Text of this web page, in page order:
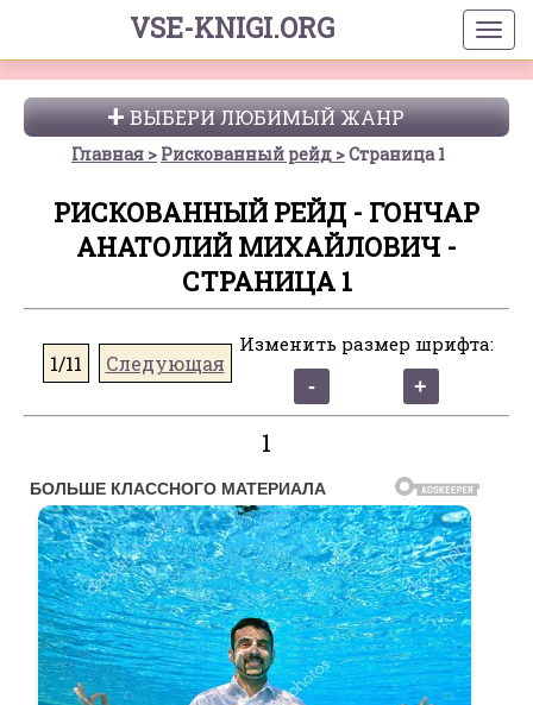
VSE-KNIGI.ORG
ВЫБЕРИ ЛЮБИМЫЙ ЖАНР
Главная Рискованный рейд Страница 1
РИСКОВАННЫЙ РЕЙД - ГОНЧАР
АНАТОЛИЙ МИХАЙЛОВИЧ -
СТРАНИЦА 1
1/11 Следующая
Изменить размер шрифта:
1